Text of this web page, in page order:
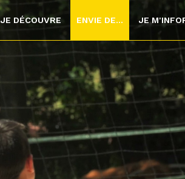
JE DÉCOUVRE ENVIE DE... JE